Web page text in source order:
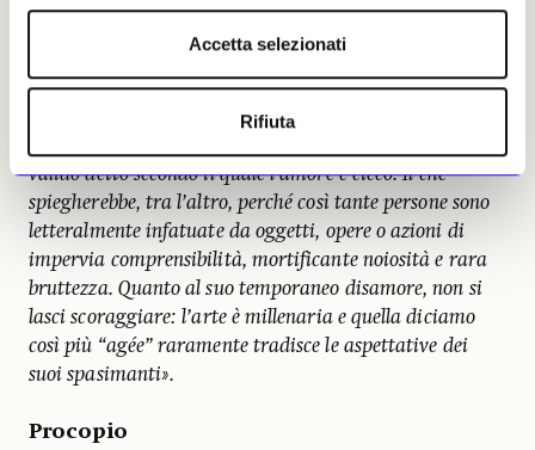
Accetta selezionati
Rifiuta
sopportare anche soltanto un happening di Eat art di
Rirkrit Tiravanija: non tanto per il menu, quanto per i
valido detto secondo il quale l’amore è cieco. Il che
spiegherebbe, tra l’altro, perché così tante persone sono
letteralmente infatuate da oggetti, opere o azioni di
impervia comprensibilità, mortificante noiosità e rara
bruttezza. Quanto al suo temporaneo disamore, non si
lasci scoraggiare: l’arte è millenaria e quella diciamo
così più “agée” raramente tradisce le aspettative dei
suoi spasimanti».
Procopio